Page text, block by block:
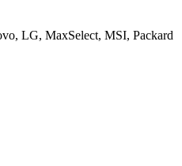
LG, MaxSelect, MSI, Packard